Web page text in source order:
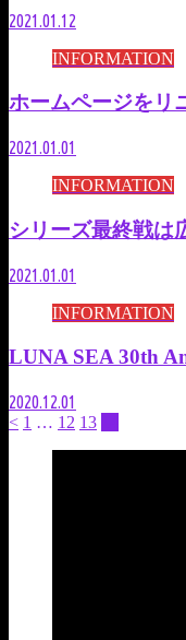
2021.01.12
INFORMATION
ホームページをリ
2021.01.01
INFORMATION
シリーズ最終戦は
2021.01.01
INFORMATION
LUNA SEA 30th
2020.12.01
< 1 … 12 13